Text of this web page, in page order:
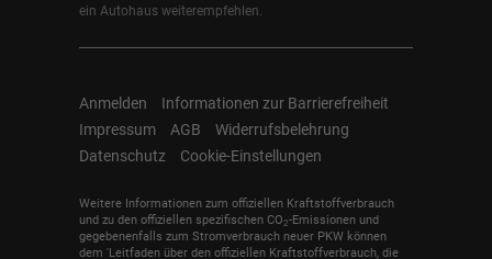
ein Autohaus weiterempfehlen.
Anmelden
Informationen zur Barrierefreiheit
Impressum
AGB
Widerrufsbelehrung
Datenschutz
Cookie-Einstellungen
Weitere Informationen zum offiziellen Kraftstoffverbrauch
und zu den offiziellen spezifischen CO2-Emissionen und
gegebenenfalls zum Stromverbrauch neuer PKW können
dem 'Leitfaden über den offiziellen Kraftstoffverbrauch, die